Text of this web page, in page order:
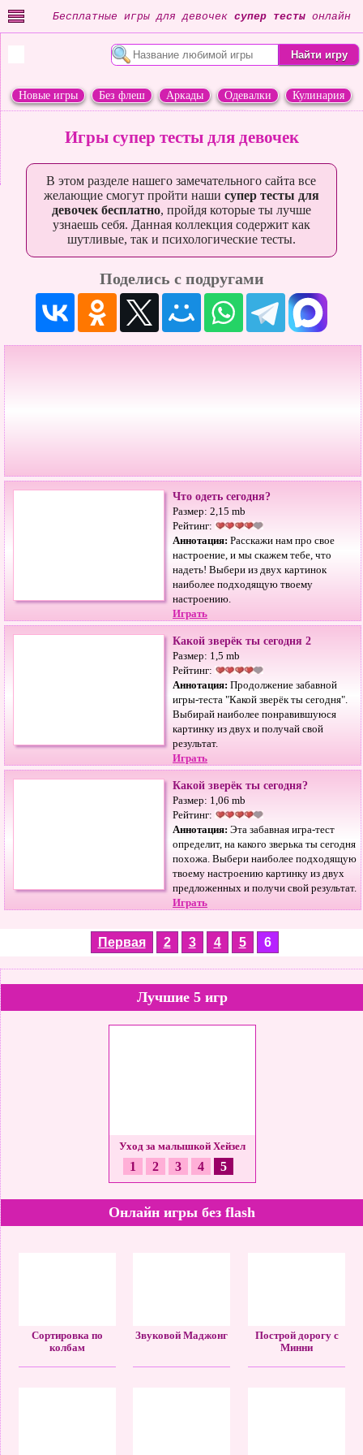
Бесплатные игры для девочек супер тесты онлайн
Новые игры Без флеш Аркады Одевалки
Кулинария
Игры супер тесты для девочек
В этом разделе нашего замечательного сайта все
желающие смогут пройти наши супер тесты для
девочек бесплатно, пройдя которые ты лучше
узнаешь себя. Данная коллекция содержит как
шутливые, так и психологические тесты.
Поделись с подругами
Что одеть сегодня?
Размер: 2,15 mb
Рейтинг:
Аннотация: Расскажи нам про свое
настроение, и мы скажем тебе, что
надеть! Выбери из двух картинок
наиболее подходящую твоему
настроению.
Играть
Какой зверёк ты сегодня 2
Размер: 1,5 mb
Рейтинг:
Аннотация: Продолжение забавной
игры-теста "Какой зверёк ты сегодня".
Выбирай наиболее понравившуюся
картинку из двух и получай свой
результат.
Играть
Какой зверёк ты сегодня?
Размер: 1,06 mb
Рейтинг:
Аннотация: Эта забавная игра-тест
определит, на какого зверька ты сегодня
похожа. Выбери наиболее подходящую
твоему настроению картинку из двух
предложенных и получи свой результат.
Играть
Первая 2 3 4 5 6
Лучшие 5 игр
неприятности Уход за малышкой Хейзел
1 2 3 4 5
Онлайн игры без flash
Сортировка по
колбам
Звуковой Маджонг
Построй дорогу с
Минни